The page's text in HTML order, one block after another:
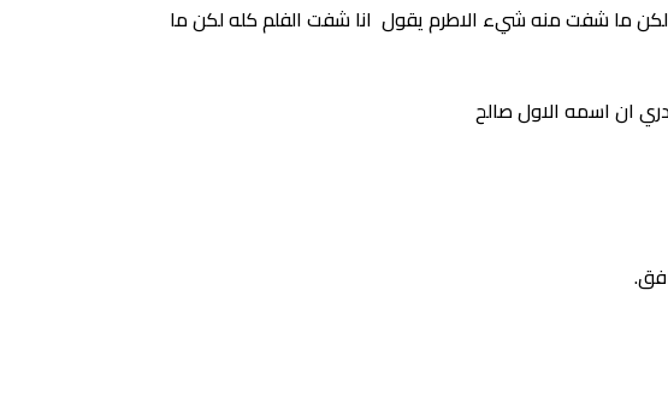
لكن ما شفت منه شيء الاطرم يقول انا شفت الفلم كله لكن ما
ان اسمه الاول صالح